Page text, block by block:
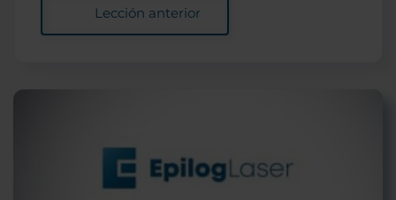
Lección anterior